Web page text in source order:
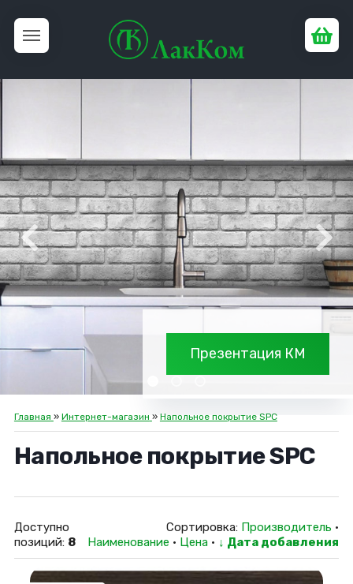
Презентация КМ
Главная » Интернет-магазин » Напольное покрытие SPC
Напольное покрытие SPC
Доступно
позиций: 8
Сортировка: Производитель ·
Наименование · Цена· ↓ Дата добавления